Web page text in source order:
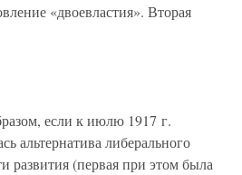
«двоевластия». Вторая
если к июлю 1917 г.
альтернатива либерального
развития (первая при этом была